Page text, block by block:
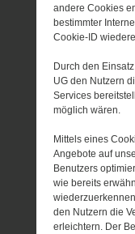
andere Cookies
bestimmter
Cookie-ID
Durch den
UG den Nutzern
Services
möglich wären.
Mittels eines
Angebote auf
Benutzers
wie bereits
den Nutzern die
erleichtern. Der